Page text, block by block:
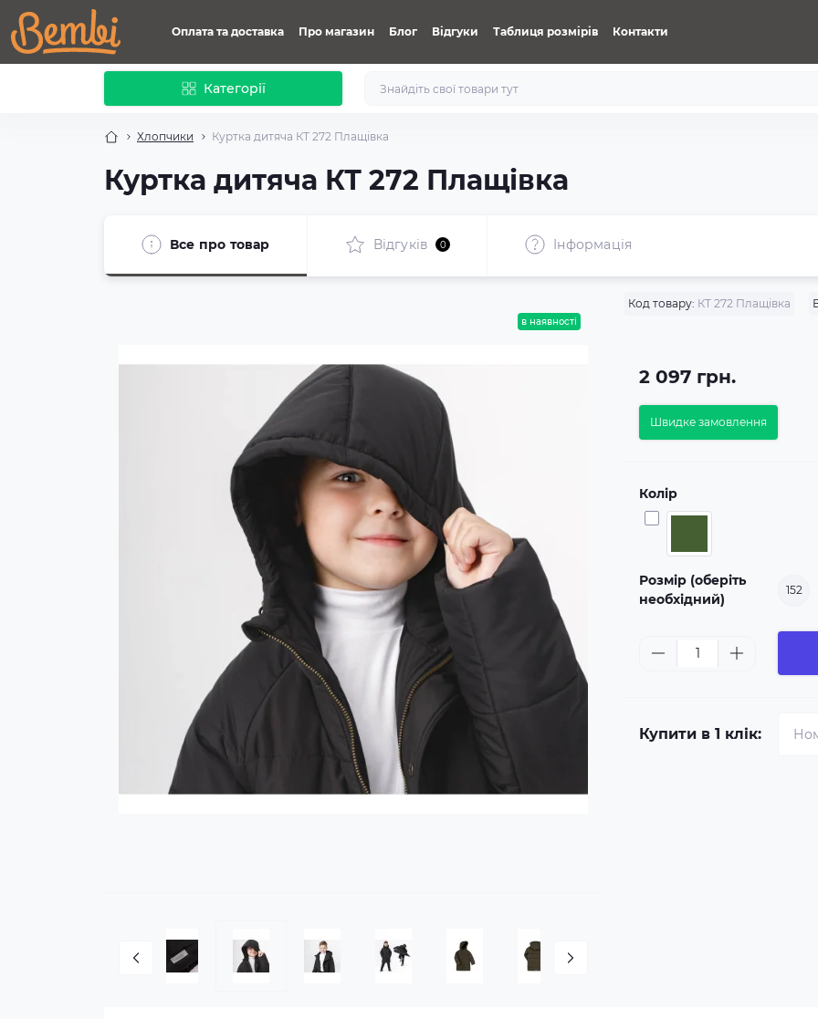
Оплата та доставка Про магазин Блог Відгуки Таблиця розмірів Контакти
Категорії
Хлопчики Куртка дитяча КТ 272 Плащівка
Куртка дитяча КТ 272 Плащівка
Все про товар Відгуків 0 Iнформація
в наявності
Код товару: КТ 272 Плащівка
2 097 грн.
Швидке замовлення
Колір
Розмір (оберіть
необхідний)
152
Купити в 1 клік: